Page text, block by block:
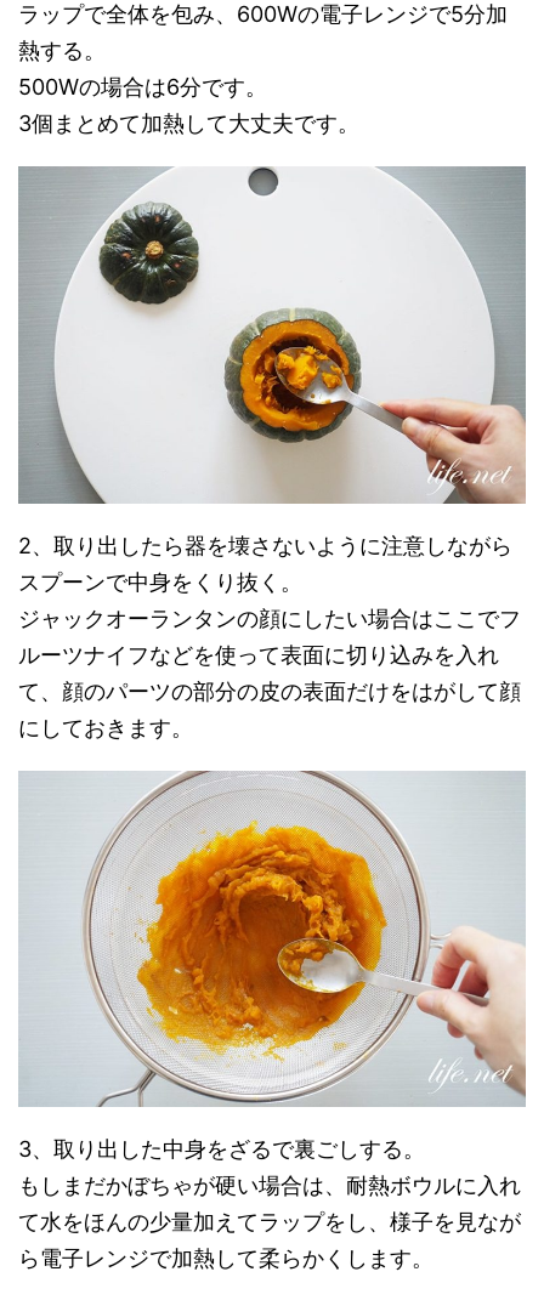
ラップで全体を包み、600Wの電子レンジで5分加
熱する。
500Wの場合は6分です。
3個まとめて加熱して大丈夫です。
2、取り出したら器を壊さないように注意しながら
スプーンで中身をくり抜く。
ジャックオーランタンの顔にしたい場合はここでフ
ルーツナイフなどを使って表面に切り込みを入れ
て、顔のパーツの部分の皮の表面だけをはがして顔
にしておきます。
3、取り出した中身をざるで裏ごしする。
もしまだかぼちゃが硬い場合は、耐熱ボウルに入れ
て水をほんの少量加えてラップをし、様子を見なが
ら電子レンジで加熱して柔らかくします。